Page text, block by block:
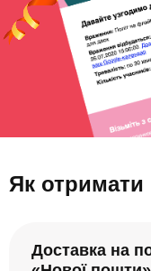
Як отримати
Доставка на